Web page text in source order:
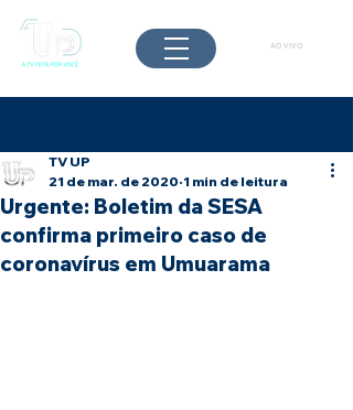
AO VIVO
Urgente: Boletim da SESA
confirma primeiro caso de
coronavírus em Umuarama
TV UP
21 de mar. de 2020 1 min de leitura